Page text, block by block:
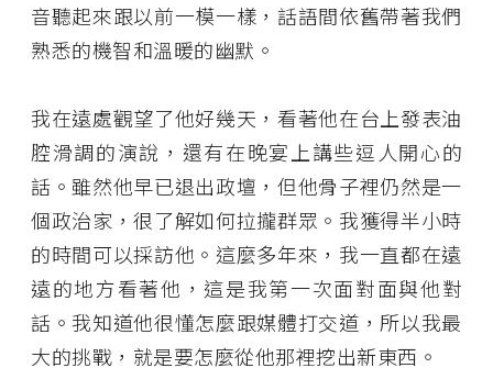
音聽起來跟以前一模一樣，話語間依舊帶著我們
熟悉的機智和溫暖的幽默。
我在遠處觀望了他好幾天，看著他在台上發表油
腔滑調的演說，還有在晚宴上講些逗人開心的
話。雖然他早已退出政壇，但他骨子裡仍然是一
個政治家，很了解如何拉攏群眾。我獲得半小時
的時間可以採訪他。這麼多年來，我一直都在遠
遠的地方看著他，這是我第一次面對面與他對
話。我知道他很懂怎麼跟媒體打交道，所以我最
大的挑戰，就是要怎麼從他那裡挖出新東西。